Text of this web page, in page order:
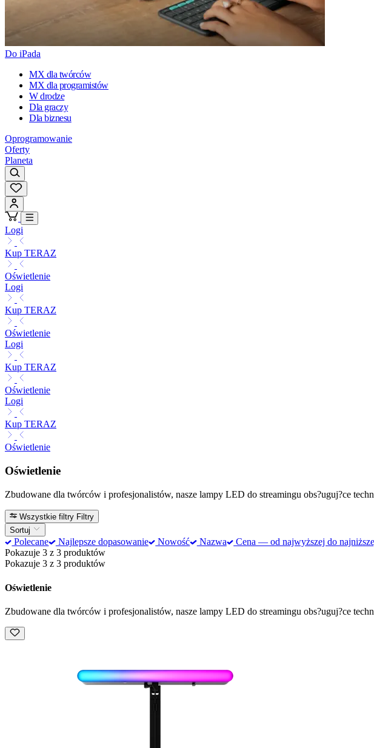
Do iPada
MX dla twórców
MX dla programistów
W drodze
Dla graczy
Dla biznesu
Oprogramowanie
Oferty
Planeta
Logi
Kup TERAZ
Oświetlenie
Logi
Kup TERAZ
Oświetlenie
Logi
Kup TERAZ
Oświetlenie
Logi
Kup TERAZ
Oświetlenie
Oświetlenie
Zbudowane dla twórców i profesjonalistów, nasze lampy LED do streamingu obs?uguj?ce
Wszystkie filtry Filtry
Sortuj
Polecane Najlepsze dopasowanie Nowość Nazwa Cena — od najwyższej do
Pokazuje 3 z 3 produktów
Pokazuje 3 z 3 produktów
Oświetlenie
Zbudowane dla twórców i profesjonalistów, nasze lampy LED do streamingu obs?uguj?ce